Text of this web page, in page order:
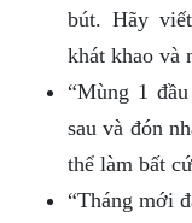
bút. Hãy
khát khao và
“Mùng 1
sau và đón
thể làm bất
“Tháng mới